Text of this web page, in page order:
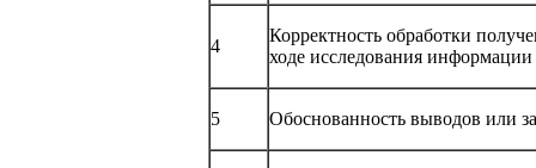
4
Корректность обработки
ходе исследования
5 Обоснованность выводов или